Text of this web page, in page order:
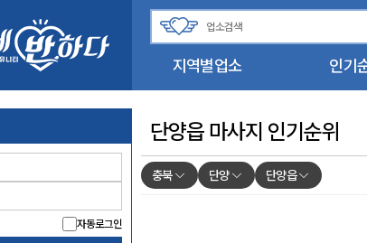
지역별업소 인기
자동로그인
단양읍 마사지 인기순위
충북 단양 단양읍